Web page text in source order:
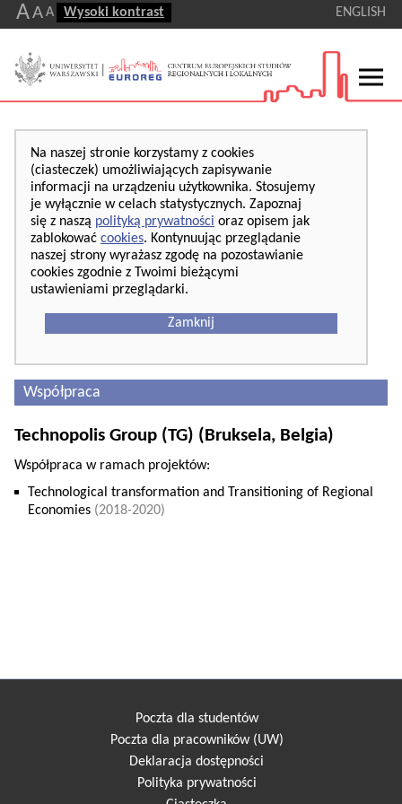
AA A Wysoki kontrast ENGLISH
Na naszej stronie korzystamy z cookies
(ciasteczek) umożliwiających zapisywanie
informacji na urządzeniu użytkownika. Stosujemy
je wyłącznie w celach statystycznych. Zapoznaj
się z naszą polityką prywatności oraz opisem jak
zablokować cookies. Kontynuując przeglądanie
naszej strony wyrażasz zgodę na pozostawianie
cookies zgodnie z Twoimi bieżącymi
ustawieniami przeglądarki.
Zamknij
Współpraca
Technopolis Group (TG) (Bruksela, Belgia)
Współpraca w ramach projektów:
Technological transformation and Transitioning of Regional
Economies (2018-2020)
Poczta dla studentów
Poczta dla pracowników (UW)
Deklaracja dostępności
Polityka prywatności